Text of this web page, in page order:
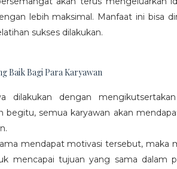
lebih maksimal. Manfaat ini bisa
sukses dilakukan.
Baik Bagi Para Karyawan
dilakukan dengan
begitu, semua karyawan akan
mendapat motivasi tersebut,
mencapai tujuan yang sama dalam